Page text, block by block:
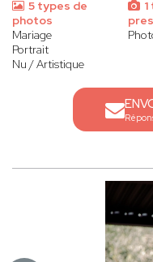
5 types de
photos
Mariage
Portrait
Nu / Artistique